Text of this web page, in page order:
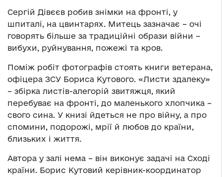
Сергій Дівєєв робив знімки на фронті, у
шпиталі, на цвинтарях. Митець зазначає – очі
говорять більше за традиційні образи війни –
вибухи, руйнування, пожежі та кров.
Поміж робіт фотографів стоять книги ветерана,
офіцера ЗСУ Бориса Кутового. «Листи здалеку»
– збірка листів-алегорій звитяжця, який
перебуває на фронті, до маленького хлопчика –
свого сина. У книзі йдеться не про війну, а про
спомини, подорожі, мрії й любов до країни,
близьких і життя.
Автора у залі нема – він виконує задачі на Сході
країни. Борис Кутовий керівник-координатор